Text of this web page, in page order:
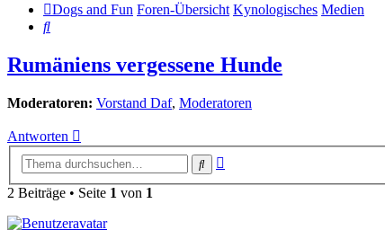
Dogs and Fun Foren-Übersicht Kynologisches Medien
Suche
Rumäniens vergessene Hunde
Moderatoren: Vorstand Daf, Moderatoren
Antworten
Suche
2 Beiträge • Seite 1 von 1